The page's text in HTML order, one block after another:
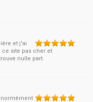
et j'ai
site pas cher et
nulle part.